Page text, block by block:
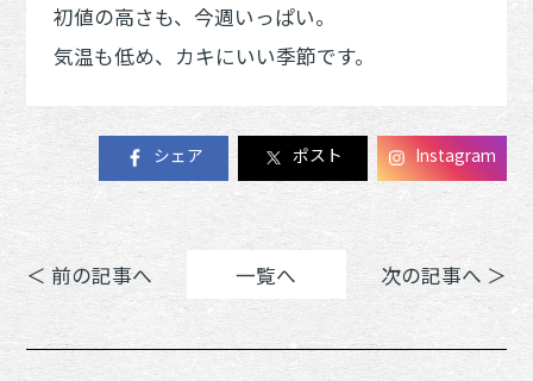
初値の高さも、今週いっぱい。
気温も低め、カキにいい季節です。
シェア ポスト Instagram
＜ 前の記事へ 一覧へ 次の記事へ ＞